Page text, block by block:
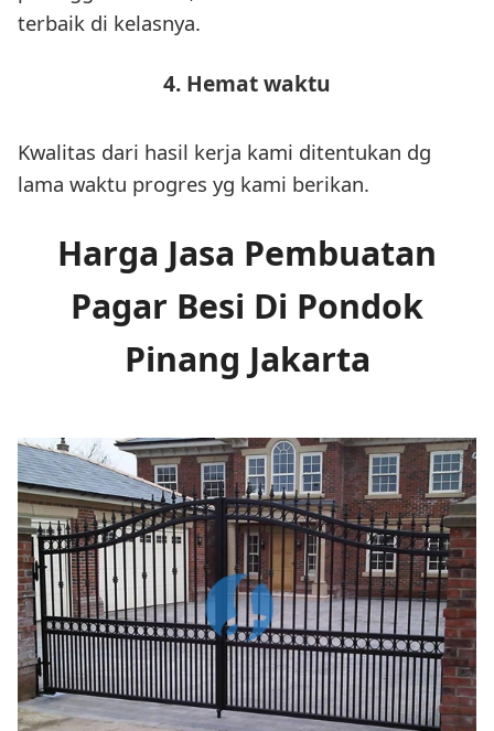
terbaik di kelasnya.
4. Hemat waktu
Kwalitas dari hasil kerja kami ditentukan dg
lama waktu progres yg kami berikan.
Harga Jasa Pembuatan
Pagar Besi Di Pondok
Pinang Jakarta